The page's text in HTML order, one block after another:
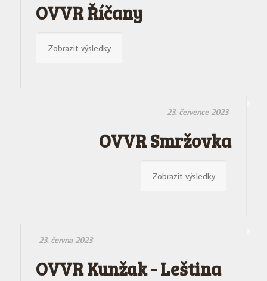
OVVR Říčany
Zobrazit výsledky
23. července 2023
OVVR Smržovka
Zobrazit výsledky
23. června 2023
OVVR Kunžak - Leština